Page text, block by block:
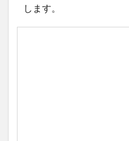
します。